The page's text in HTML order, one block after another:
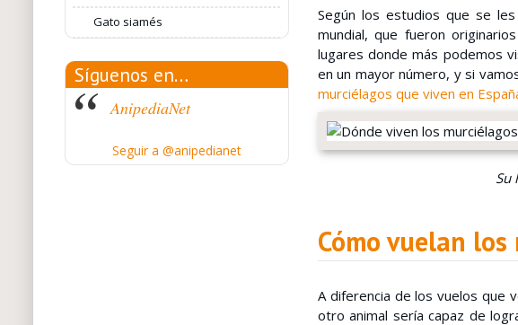
Gato siamés
Síguenos en…
AnipediaNet
Seguir a @anipedianet
Según los estudios que se
mundial, que fueron
lugares donde más podemos
en un mayor número, y si
murciélagos que viven en
Su
Cómo vuelan
A diferencia de los vuelos que
otro animal sería capaz de